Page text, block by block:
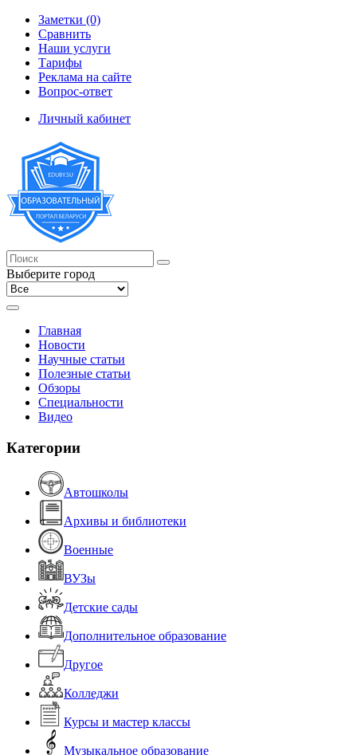
Заметки (0)
Сравнить
Наши услуги
Тарифы
Реклама на сайте
Вопрос-ответ
Личный кабинет
Выберите город
Главная
Новости
Научные статьи
Полезные статьи
Обзоры
Специальности
Видео
Категории
Автошколы
Архивы и библиотеки
Военные
ВУЗы
Детские сады
Дополнительное образование
Другое
Колледжи
Курсы и мастер классы
Музыкальное образование